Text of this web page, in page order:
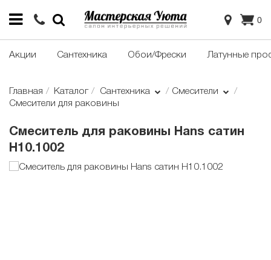
0
Акции Сантехника Обои/Фрески Латунные
Главная Каталог Сантехника
Смесители
Смесители для раковины
Смеситель для раковины Hans сатин
H10.1002